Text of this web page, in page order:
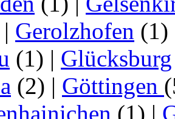
| Gerolzhofen (1)
(1) | Glücksburg
(2) | Göttingen
(1) |